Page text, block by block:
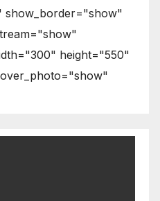
show_border="show"
height="550"